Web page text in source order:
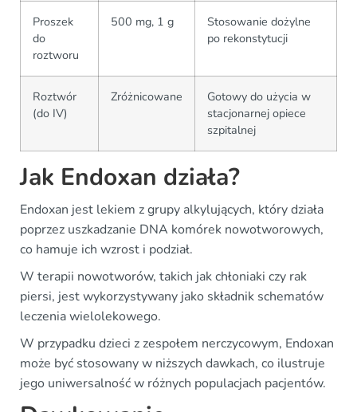
Proszek
do
roztworu
500 mg, 1 g
Stosowanie dożylne
po rekonstytucji
Roztwór
(do IV)
Zróżnicowane
Gotowy do użycia w
stacjonarnej opiece
szpitalnej
Jak Endoxan działa?
Endoxan jest lekiem z grupy alkylujących, który działa
poprzez uszkadzanie DNA komórek nowotworowych,
co hamuje ich wzrost i podział.
W terapii nowotworów, takich jak chłoniaki czy rak
piersi, jest wykorzystywany jako składnik schematów
leczenia wielolekowego.
W przypadku dzieci z zespołem nerczycowym, Endoxan
może być stosowany w niższych dawkach, co ilustruje
jego uniwersalność w różnych populacjach pacjentów.